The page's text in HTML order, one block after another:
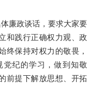
廉政谈话，要求大家要
和践行正确权力观、政
终保持对权力的敬畏，
纪的学习，做到知敬
前提下解放思想、开拓